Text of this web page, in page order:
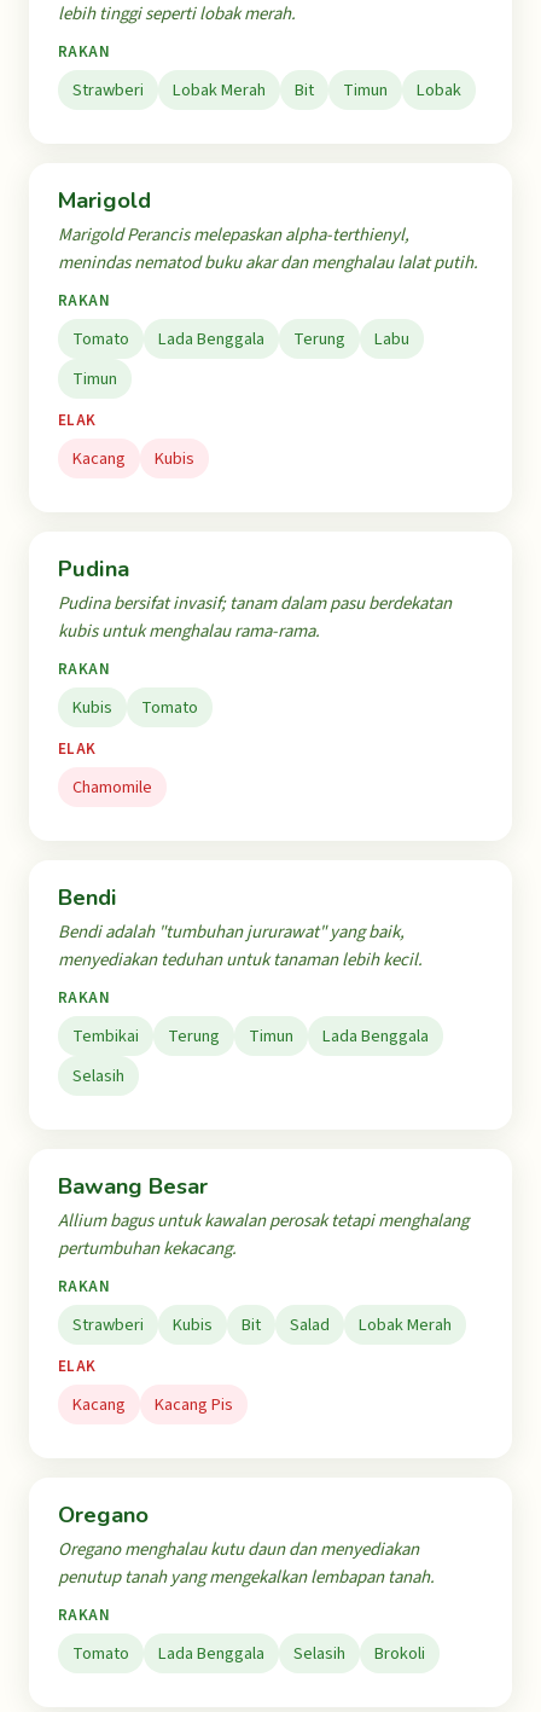
lebih tinggi seperti lobak merah.
RAKAN
Strawberi Lobak Merah Bit Timun Lobak
Marigold
Marigold Perancis melepaskan alpha-terthienyl,
menindas nematod buku akar dan menghalau lalat putih.
RAKAN
Tomato Lada Benggala Terung
Labu
Timun
ELAK
Kacang Kubis
Pudina
Pudina bersifat invasif; tanam dalam pasu berdekatan
kubis untuk menghalau rama-rama.
RAKAN
Kubis Tomato
ELAK
Chamomile
Bendi
Bendi adalah "tumbuhan jururawat" yang baik,
menyediakan teduhan untuk tanaman lebih kecil.
RAKAN
Tembikai Terung Timun
Lada Benggala
Selasih
Bawang Besar
Allium bagus untuk kawalan perosak tetapi menghalang
pertumbuhan kekacang.
RAKAN
Strawberi Kubis Bit Salad Lobak Merah
ELAK
Kacang Kacang Pis
Oregano
Oregano menghalau kutu daun dan menyediakan
penutup tanah yang mengekalkan lembapan tanah.
RAKAN
Tomato Lada Benggala Selasih Brokoli